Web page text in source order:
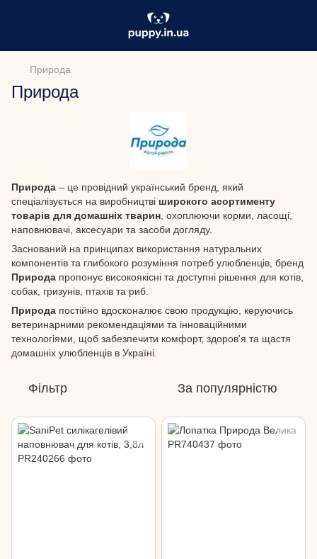
Природа
Природа
Природа – це провідний український бренд, який
спеціалізується на виробництві широкого асортименту
товарів для домашніх тварин , охоплюючи корми, ласощі,
наповнювачі, аксесуари та засоби догляду.
Заснований на принципах використання натуральних
компонентів та глибокого розуміння потреб улюбленців, бренд
Природа пропонує високоякісні та доступні рішення для котів,
собак, гризунів, птахів та риб.
Природа постійно вдосконалює свою продукцію, керуючись
ветеринарними рекомендаціями та інноваційними
технологіями, щоб забезпечити комфорт, здоров'я та щастя
домашніх улюбленців в Україні.
Фільтр За популярністю